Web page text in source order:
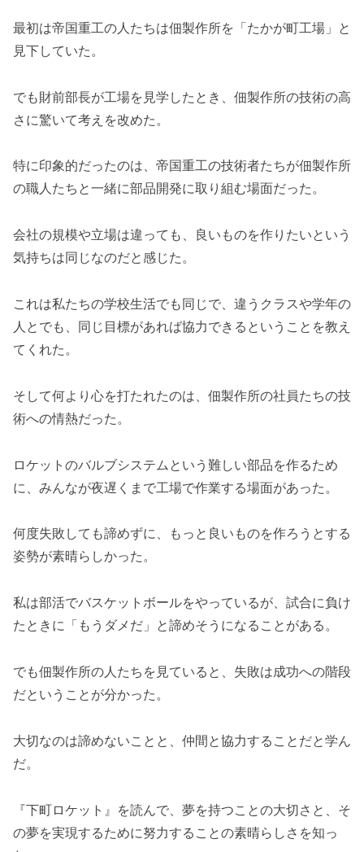
最初は帝国重工の人たちは佃製作所を「たかが町工場」と
見下していた。
でも財前部長が工場を見学したとき、佃製作所の技術の高
さに驚いて考えを改めた。
特に印象的だったのは、帝国重工の技術者たちが佃製作所
の職人たちと一緒に部品開発に取り組む場面だった。
会社の規模や立場は違っても、良いものを作りたいという
気持ちは同じなのだと感じた。
これは私たちの学校生活でも同じで、違うクラスや学年の
人とでも、同じ目標があれば協力できるということを教え
てくれた。
そして何より心を打たれたのは、佃製作所の社員たちの技
術への情熱だった。
ロケットのバルブシステムという難しい部品を作るため
に、みんなが夜遅くまで工場で作業する場面があった。
何度失敗しても諦めずに、もっと良いものを作ろうとする
姿勢が素晴らしかった。
私は部活でバスケットボールをやっているが、試合に負け
たときに「もうダメだ」と諦めそうになることがある。
でも佃製作所の人たちを見ていると、失敗は成功への階段
だということが分かった。
大切なのは諦めないことと、仲間と協力することだと学ん
だ。
『下町ロケット』を読んで、夢を持つことの大切さと、そ
の夢を実現するために努力することの素晴らしさを知っ